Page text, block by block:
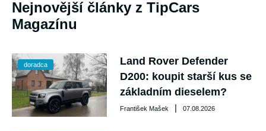
Nejnovější články z TipCars
Magazínu
doradca
Land Rover Defender
D200: koupit starší kus se
základním dieselem?
František Mašek | 07.08.2026